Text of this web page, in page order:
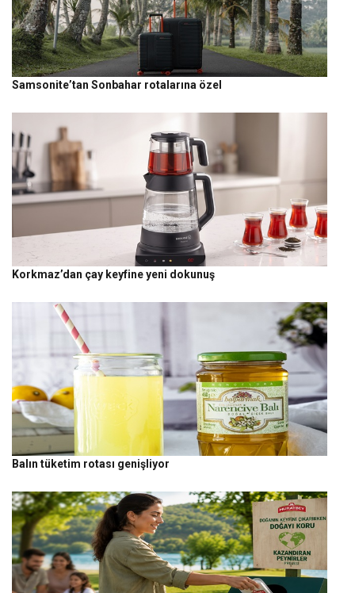
Samsonite’tan Sonbahar rotalarına özel
Korkmaz’dan çay keyfine yeni dokunuş
Balın tüketim rotası genişliyor